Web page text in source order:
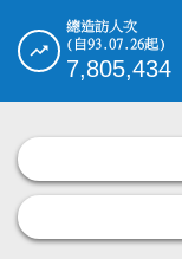
總造訪人次
(自93.07.26起)
7,805,434